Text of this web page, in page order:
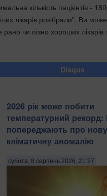
кількість пацієнтів -
лікарів розібрали". Ви
чи пізно хороших лікарів
Disqus
2026 рік може побити
температурний рекорд:
попереджають про нову
кліматичну аномалію
субота, 8 серпень 2026, 21:27